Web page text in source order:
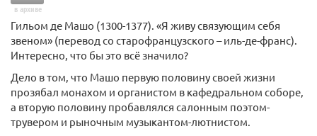
в архиве
Гильом де Машо (1300-1377). «Я живу связующим себя
звеном» (перевод со старофранцузского – иль-де-франс).
Интересно, что бы это всё значило?
Дело в том, что Машо первую половину своей жизни
прозябал монахом и органистом в кафедральном соборе,
а вторую половину пробавлялся салонным поэтом-
трувером и рыночным музыкантом-лютнистом.